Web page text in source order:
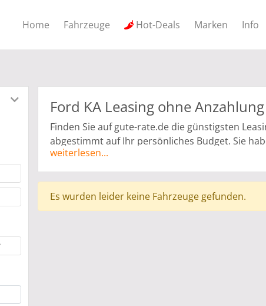
Home Fahrzeuge Hot-Deals Marken Info
Ford KA Leasing ohne Anzahlung
Finden Sie auf gute-rate.de die günstigsten
abgestimmt auf Ihr persönliches Budget. Sie
Anzahlung zu leasen. Die Angebote für Ihren
Gewerbe Leasing angepasst werden. Alle
Leasinggeber ist die Herstellerbank.
weiterlesen...
Es wurden leider keine Fahrzeuge gefunden.